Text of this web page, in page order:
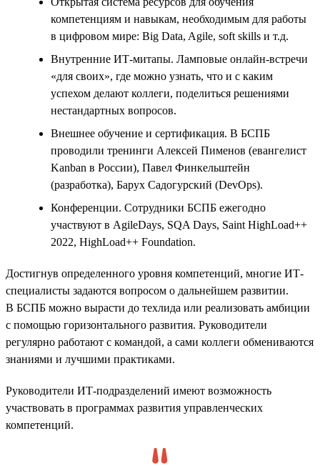
компетенциям и навыкам, необходимым для работы
в цифровом мире: Big Data, Agile, soft skills и т.д.
Внутренние ИТ-митапы. Ламповые онлайн-встречи
«для своих», где можно узнать, что и с каким
успехом делают коллеги, поделиться решениями
нестандартных вопросов.
Внешнее обучение и сертификация. В БСПБ
проводили тренинги Алексей Пименов (евангелист
Kanban в России), Павел Финкельштейн
(разработка), Барух Садогурский (DevOps).
Конференции. Сотрудники БСПБ ежегодно
участвуют в AgileDays, SQA Days, Saint HighLoad++
2022, HighLoad++ Foundation.
Достигнув определенного уровня компетенций, многие ИТ-
специалисты задаются вопросом о дальнейшем развитии.
В БСПБ можно вырасти до техлида или реализовать амбиции
с помощью горизонтального развития. Руководители
регулярно работают с командой, а сами коллеги обмениваются
знаниями и лучшими практиками.
Руководители ИТ-подразделений имеют возможность
участвовать в программах развития управленческих
компетенций.